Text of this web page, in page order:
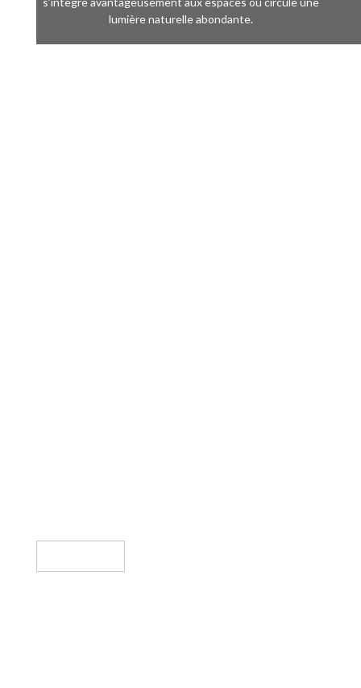
lumière naturelle abondante.